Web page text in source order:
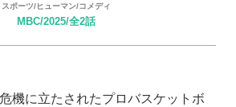
スポーツ/ヒューマン/コメディ
MBC/2025/全2話
機に立たされたプロバスケットボ